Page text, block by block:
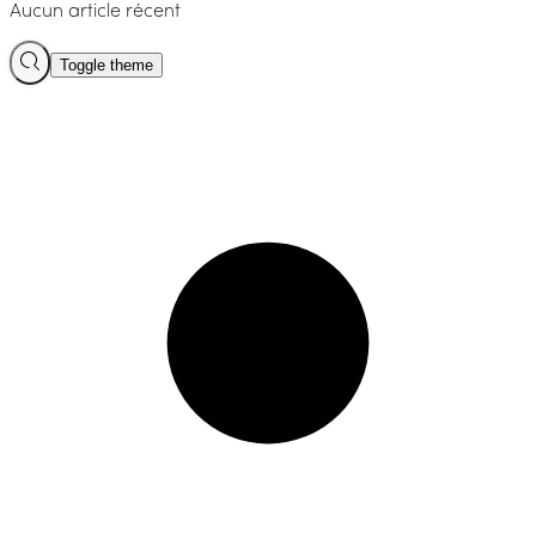
Aucun article récent
Toggle theme